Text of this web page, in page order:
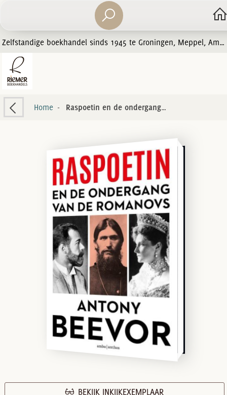
Zelfstandige boekhandel sinds 1945 te Groningen, Meppel, Amersfoort en Zwolle
Home- Raspoetin en de ondergang van de Romanovs
BEKIJK INKIJKEXEMPLAAR